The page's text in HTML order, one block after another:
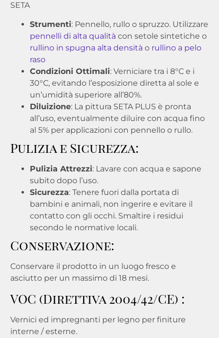
SETA
Strumenti: Pennello, rullo o spruzzo. Utilizzare
pennelli di alta qualità con setole sintetiche o
rullino in spugna alta densità o rullino a pelo
raso
Condizioni Ottimali: Verniciare tra i 8°C e i
30°C, evitando l’esposizione diretta al sole e
un’umidità superiore all’80%.
Diluizione: La pittura SETA PLUS è pronta
all’uso, eventualmente diluire con acqua fino
al 5% per applicazioni con pennello o rullo.
Pulizia e Sicurezza:
Pulizia Attrezzi: Lavare con acqua e sapone
subito dopo l’uso.
Sicurezza: Tenere fuori dalla portata di
bambini e animali, non ingerire e evitare il
contatto con gli occhi. Smaltire i residui
secondo le normative locali.
Conservazione:
Conservare il prodotto in un luogo fresco e
asciutto per un massimo di 18 mesi.
VOC (Direttiva 2004/42/CE) :
Vernici ed impregnanti per legno per finiture
interne / esterne.